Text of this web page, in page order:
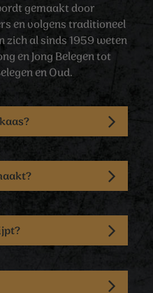
gemaakt door
en volgens traditioneel
zich al sinds 1959 weten
en Jong Belegen tot
en Oud.